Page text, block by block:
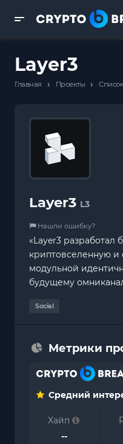
Layer3
Главная › Проекты ›
Layer3 L3
Нашли ошибку?
«Layer3 разработал
криптовселенную и
модульной
будущему
Social
Метрики
Средний
Хайп
--